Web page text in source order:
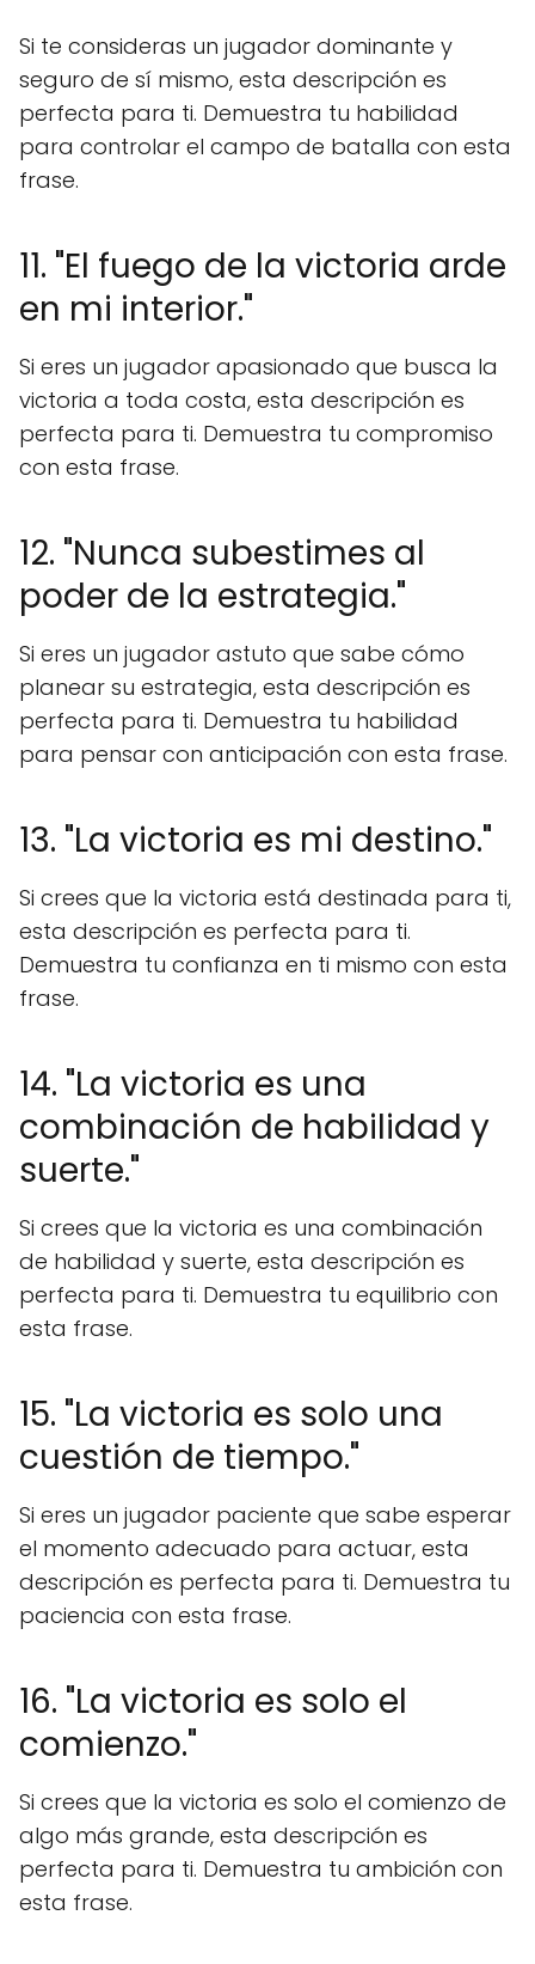
Si te consideras un jugador dominante y
seguro de sí mismo, esta descripción es
perfecta para ti. Demuestra tu habilidad
para controlar el campo de batalla con esta
frase.
11. "El fuego de la victoria arde
en mi interior."
Si eres un jugador apasionado que busca la
victoria a toda costa, esta descripción es
perfecta para ti. Demuestra tu compromiso
con esta frase.
12. "Nunca subestimes al
poder de la estrategia."
Si eres un jugador astuto que sabe cómo
planear su estrategia, esta descripción es
perfecta para ti. Demuestra tu habilidad
para pensar con anticipación con esta frase.
13. "La victoria es mi destino."
Si crees que la victoria está destinada para ti,
esta descripción es perfecta para ti.
Demuestra tu confianza en ti mismo con esta
frase.
14. "La victoria es una
combinación de habilidad y
suerte."
Si crees que la victoria es una combinación
de habilidad y suerte, esta descripción es
perfecta para ti. Demuestra tu equilibrio con
esta frase.
15. "La victoria es solo una
cuestión de tiempo."
Si eres un jugador paciente que sabe esperar
el momento adecuado para actuar, esta
descripción es perfecta para ti. Demuestra tu
paciencia con esta frase.
16. "La victoria es solo el
comienzo."
Si crees que la victoria es solo el comienzo de
algo más grande, esta descripción es
perfecta para ti. Demuestra tu ambición con
esta frase.